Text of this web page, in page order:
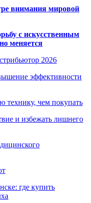
внимания мировой
с искусственным
меняется
2026
эффективности
технику, чем покупать
и избежать лишнего
где купить